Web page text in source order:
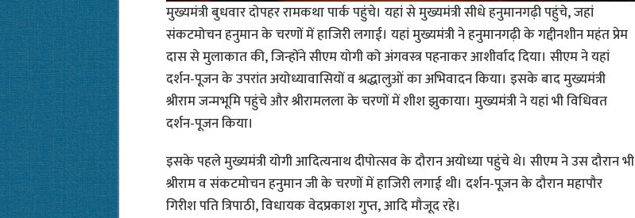
मुख्यमंत्री बुधवार दोपहर रामकथा पार्क पहुंचे। यहां से मुख्यमंत्री सीधे हनुमानगढ़ी पहुंचे, जहां
संकटमोचन हनुमान के चरणों में हाजिरी लगाई। यहां मुख्यमंत्री ने हनुमानगढ़ी के गद्दीनशीन महंत प्रेम
दास से मुलाकात की, जिन्होंने सीएम योगी को अंगवस्त्र पहनाकर आशीर्वाद दिया। सीएम ने यहां
दर्शन-पूजन के उपरांत अयोध्यावासियों व श्रद्धालुओं का अभिवादन किया। इसके बाद मुख्यमंत्री
श्रीराम जन्मभूमि पहुंचे और श्रीरामलला के चरणों में शीश झुकाया। मुख्यमंत्री ने यहां भी विधिवत
दर्शन-पूजन किया।
इसके पहले मुख्यमंत्री योगी आदित्यनाथ दीपोत्सव के दौरान अयोध्या पहुंचे थे। सीएम ने उस दौरान भी
श्रीराम व संकटमोचन हनुमान जी के चरणों में हाजिरी लगाई थी। दर्शन-पूजन के दौरान महापौर
गिरीश पति त्रिपाठी, विधायक वेदप्रकाश गुप्त, आदि मौजूद रहे।